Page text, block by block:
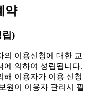
약
립)
이용신청에 대한 교
에 의하여 성립됩니다.
이용자가 이용 신청
원이 이용자 관리시 필